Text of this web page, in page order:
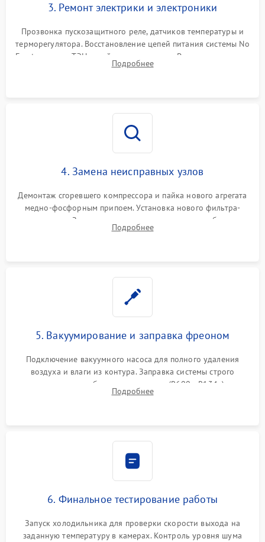
3. Ремонт электрики и электроники
Прозвонка пускозащитного реле, датчиков температуры и
терморегулятора. Восстановление цепей питания системы No
Frost, включая ТЭН оттайки и вентилятор. Ремонт или замена
платы управления при сбоях алгоритмов.
Подробнее
4. Замена неисправных узлов
Демонтаж сгоревшего компрессора и пайка нового агрегата
медно-фосфорным припоем. Установка нового фильтра-
осушителя. Замена изношенных вентиляторов обдува,
сломанных заслонок или поврежденных дверных петель.
Подробнее
5. Вакуумирование и заправка фреоном
Подключение вакуумного насоса для полного удаления
воздуха и влаги из контура. Заправка системы строго
дозированным объемом хладагента (R600a, R134a) по
электронным весам. Контроль рабочего давления в системе.
Подробнее
6. Финальное тестирование работы
Запуск холодильника для проверки скорости выхода на
заданную температуру в камерах. Контроль уровня шума